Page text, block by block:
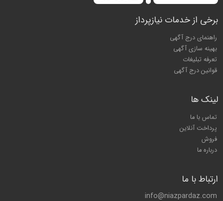
برخی از خدمات نیازپرداز
راهنمای درج آگهی
بهینه سازی آگهی
تعرفه تبلیغات
قوانین درج آگهی
لینک ها
تماس با ما
پرداخت آنلاین
فروش
درباره ما
ارتباط با ما
info@niazpardaz.com